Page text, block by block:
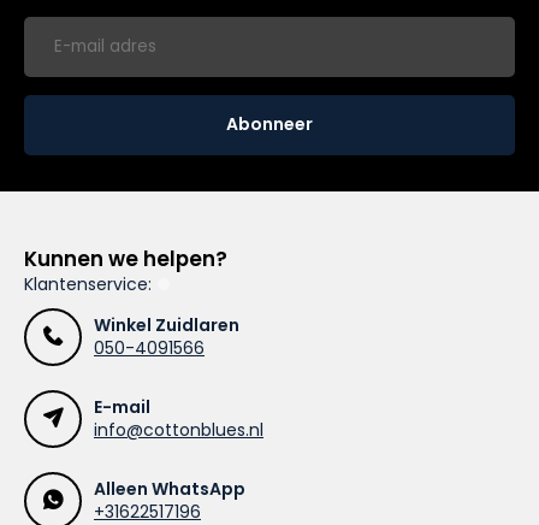
Abonneer
Kunnen we helpen?
Klantenservice:
Winkel Zuidlaren
050-4091566
E-mail
info@cottonblues.nl
Alleen WhatsApp
+31622517196